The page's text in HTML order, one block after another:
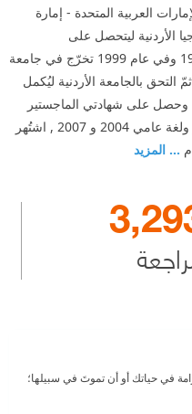
العربية المتحدة - إمارة
الأردنية ليتحصل على
بكالوريوس الهندسة المدنية فيها عام 1997 وفي عام 1999 تخرّج في جامعة
بالجامعة الأردنية ليُكمل
وحصل على شهادتي الماجستير
والدكتوراة في اللغة العربية تخصص نَحو ولغة عامي 2004 و 2007 , اشتُهر
... المزيد
في حياتك أو أن تموتَ في سبيلها؛